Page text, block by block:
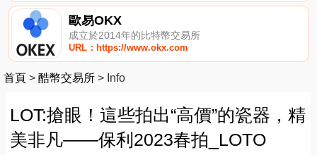
歐易OKX
成立於2014年的比特幣交易所
URL：https://www.okx.com
首頁 > 酷幣交易所 > Info
LOT:搶眼！這些拍出“高價”的瓷器，精
美非凡——保利2023春拍_LOTO